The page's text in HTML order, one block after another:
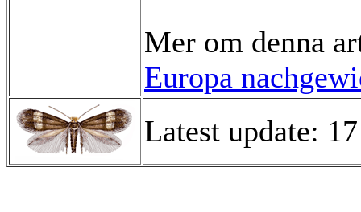
Mer om denna
Europa
Latest update: